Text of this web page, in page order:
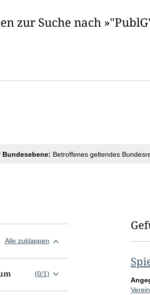
zur Suche nach
Betroffenes geltendes
Alle zuklappen
(0/1)